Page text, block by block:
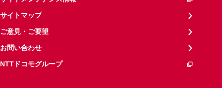
サイトマップ
ご意見・ご要望
お問い合わせ
NTTドコモグループ